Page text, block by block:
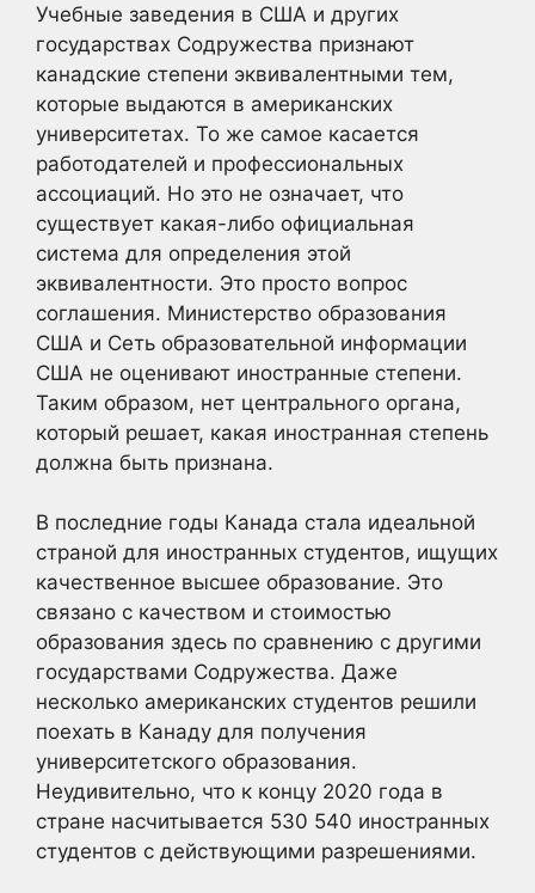
Учебные заведения в США и других
государствах Содружества признают
канадские степени эквивалентными тем,
которые выдаются в американских
университетах. То же самое касается
работодателей и профессиональных
ассоциаций. Но это не означает, что
существует какая-либо официальная
система для определения этой
эквивалентности. Это просто вопрос
соглашения. Министерство образования
США и Сеть образовательной информации
США не оценивают иностранные степени.
Таким образом, нет центрального органа,
который решает, какая иностранная степень
должна быть признана.
В последние годы Канада стала идеальной
страной для иностранных студентов, ищущих
качественное высшее образование. Это
связано с качеством и стоимостью
образования здесь по сравнению с другими
государствами Содружества. Даже
несколько американских студентов решили
поехать в Канаду для получения
университетского образования.
Неудивительно, что к концу 2020 года в
стране насчитывается 530 540 иностранных
студентов с действующими разрешениями.